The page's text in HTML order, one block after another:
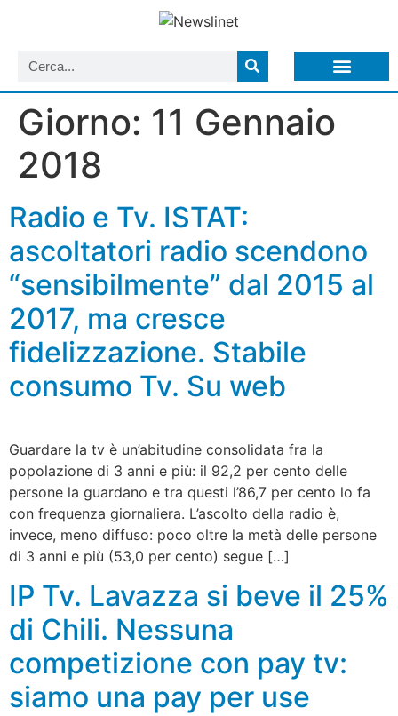
Giorno: 11 Gennaio
2018
Radio e Tv. ISTAT:
ascoltatori radio scendono
“sensibilmente” dal 2015 al
2017, ma cresce
fidelizzazione. Stabile
consumo Tv. Su web
Guardare la tv è un’abitudine consolidata fra la
popolazione di 3 anni e più: il 92,2 per cento delle
persone la guardano e tra questi l’86,7 per cento lo fa
con frequenza giornaliera. L’ascolto della radio è,
invece, meno diffuso: poco oltre la metà delle persone
di 3 anni e più (53,0 per cento) segue […]
IP Tv. Lavazza si beve il 25%
di Chili. Nessuna
competizione con pay tv:
siamo una pay per use